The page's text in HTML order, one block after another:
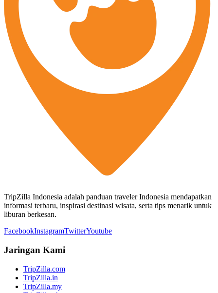
TripZilla Indonesia adalah panduan traveler Indonesia mendapatkan
informasi terbaru, inspirasi destinasi wisata, serta tips menarik untuk
liburan berkesan.
FacebookInstagramTwitterYoutube
Jaringan Kami
TripZilla.com
TripZilla.in
TripZilla.my